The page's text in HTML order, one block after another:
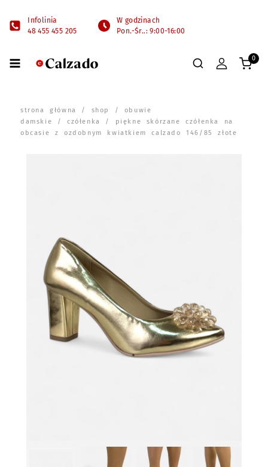
Infolinia
48 455 455 205
W godzinach
Pon.-Śr..: 9:00-16:00
0
strona główna / shop / obuwie
damskie /czółenka
/ piękne skórzane czółenka na
obcasie z ozdobnym kwiatkiem calzado 146/85 złote